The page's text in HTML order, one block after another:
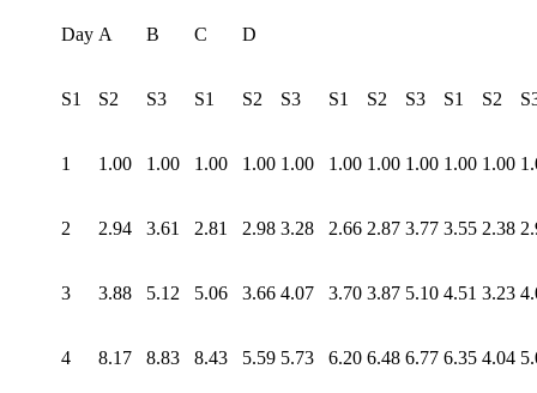
Day A B C D
S1 S2 S3 S1 S2 S3 S1 S2 S3 S1 S2
1 1.00 1.00 1.00 1.00 1.00 1.00 1.00 1.00 1.00 1.00
2 2.94 3.61 2.81 2.98 3.28 2.66 2.87 3.77 3.55 2.38
3 3.88 5.12 5.06 3.66 4.07 3.70 3.87 5.10 4.51 3.23
4 8.17 8.83 8.43 5.59 5.73 6.20 6.48 6.77 6.35 4.04